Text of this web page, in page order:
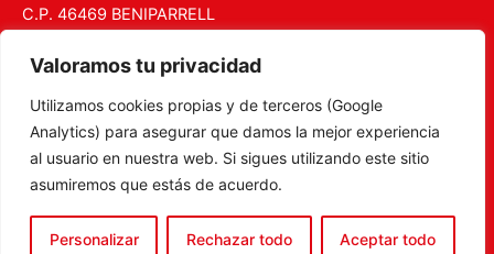
Valoramos tu privacidad
Utilizamos cookies propias y de terceros (Google
Analytics) para asegurar que damos la mejor experiencia
al usuario en nuestra web. Si sigues utilizando este sitio
asumiremos que estás de acuerdo.
Personalizar Rechazar todo Aceptar todo
C.P. 46469 BENIPARRELL
ventas@recambiosterramar.com
Mi Cuenta
Carrito
Aviso legal
Política de privacidad
Política de Cookies